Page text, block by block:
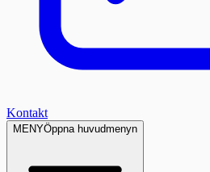
Kontakt
MENYÖppna huvudmenyn